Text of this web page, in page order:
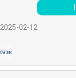
2025-02-12